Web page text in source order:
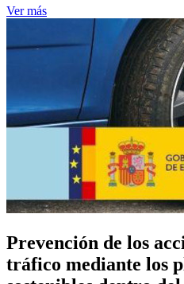
Ver más
Prevención de los
tráfico mediante los